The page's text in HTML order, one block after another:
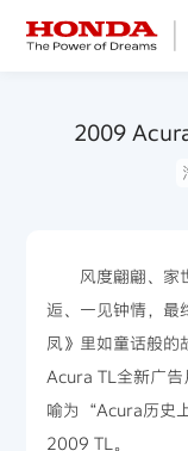
赛事运动
2009
风度翩翩、家
逅、一见钟情，
凤》里如童话般
Acura TL全新广
喻为“Acura历史
2009 TL。